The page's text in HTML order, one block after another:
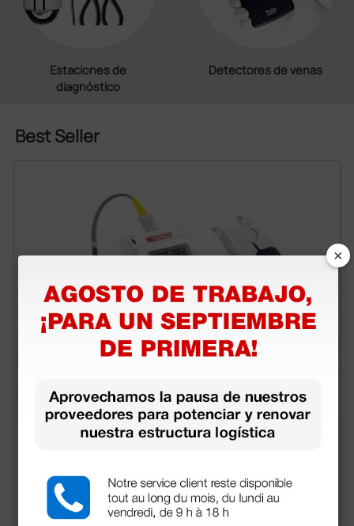
Estaciones de
diagnóstico
Detectores de venas
Best Seller
Pulsioxímetro Oxy-50 - Monitorización continua
con alarmas y conexión USB
68,40 €114,00 €
(Precio sin IVA)
×